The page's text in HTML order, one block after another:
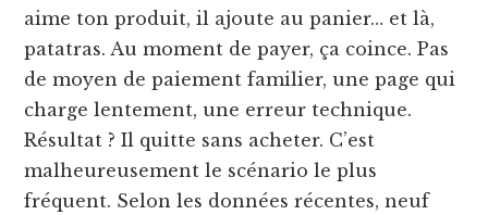
aime ton produit, il ajoute au panier… et là,
patatras. Au moment de payer, ça coince. Pas
de moyen de paiement familier, une page qui
charge lentement, une erreur technique.
Résultat ? Il quitte sans acheter. C’est
malheureusement le scénario le plus
fréquent. Selon les données récentes, neuf